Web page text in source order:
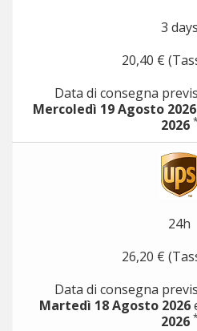
3 days
20,40 €
Data di consegna
Mercoledì 19 Agosto 2026
2026 *
24h
26,20 €
Data di consegna
Martedì 18 Agosto 2026
2026 *